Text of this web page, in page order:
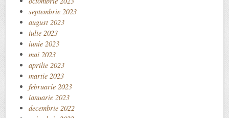
septembrie 2023
august 2023
iulie 2023
iunie 2023
mai 2023
aprilie 2023
martie 2023
februarie 2023
ianuarie 2023
decembrie 2022